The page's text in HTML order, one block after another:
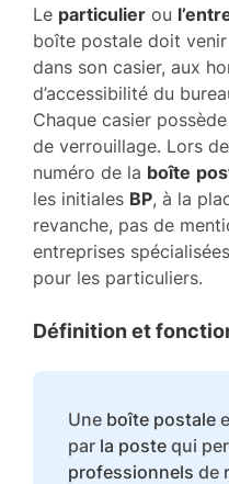
Le particulier ou
boîte postale doit
dans son casier, aux
d’accessibilité du
Chaque casier
de verrouillage. Lors
numéro de la boîte
les initiales BP, à la
revanche, pas de
entreprises
pour les particuliers.
Définition et
Une boîte postale
par la poste qui
professionnels de